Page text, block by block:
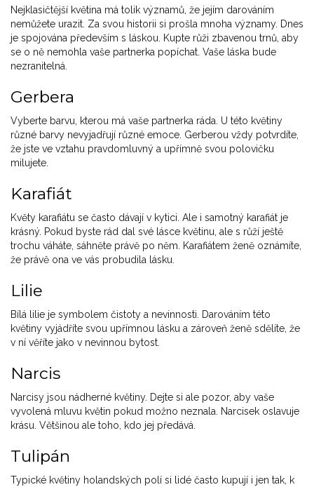
Nejklasičtější květina má tolik významů, že jejím darováním
nemůžete urazit. Za svou historii si prošla mnoha významy. Dnes
je spojována především s láskou. Kupte růži zbavenou trnů, aby
se o ně nemohla vaše partnerka popíchat. Vaše láska bude
nezranitelná.
Gerbera
Vyberte barvu, kterou má vaše partnerka ráda. U této květiny
různé barvy nevyjadřují různé emoce. Gerberou vždy potvrdíte,
že jste ve vztahu pravdomluvný a upřímně svou polovičku
milujete.
Karafiát
Květy karafiátu se často dávají v kytici. Ale i samotný karafiát je
krásný. Pokud byste rád dal své lásce květinu, ale s růží ještě
trochu váháte, sáhněte právě po něm. Karafiátem ženě oznámíte,
že právě ona ve vás probudila lásku.
Lilie
Bílá lilie je symbolem čistoty a nevinnosti. Darováním této
květiny vyjádříte svou upřímnou lásku a zároveň ženě sdělíte, že
v ní věříte jako v nevinnou bytost.
Narcis
Narcisy jsou nádherné květiny. Dejte si ale pozor, aby vaše
vyvolená mluvu květin pokud možno neznala. Narcisek oslavuje
krásu. Většinou ale toho, kdo jej předává.
Tulipán
Typické květiny holandských polí si lidé často kupují i jen tak, k